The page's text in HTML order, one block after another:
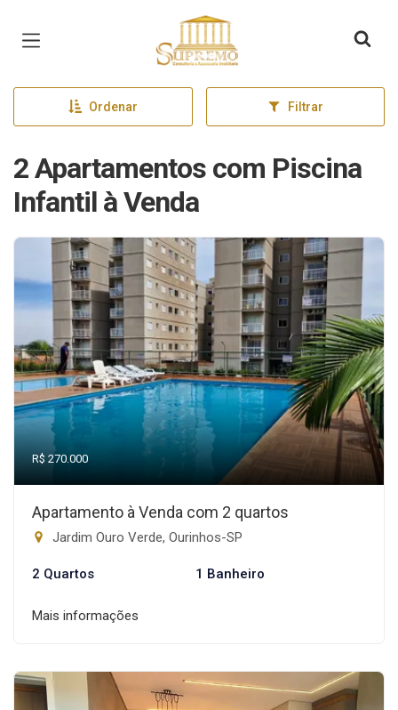
Página inicial
Ordenar Filtrar
2 Apartamentos com Piscina
Infantil à Venda
R$ 270.000
Apartamento à Venda com 2 quartos
Jardim Ouro Verde, Ourinhos-SP
2 Quartos 1 Banheiro
Mais informações